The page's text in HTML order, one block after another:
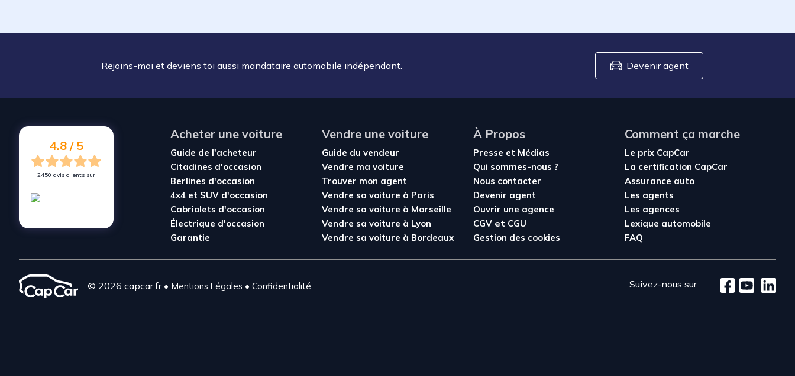
Rejoins-moi et deviens toi aussi mandataire automobile indépendant. Devenir agent
4.8 / 5
2450 avis clients sur
Acheter une voiture
Guide de l'acheteur
Citadines d'occasion
Berlines d'occasion
4x4 et SUV d'occasion
Cabriolets d'occasion
Électrique d'occasion
Garantie
Vendre une voiture
Guide du vendeur
Vendre ma voiture
Trouver mon agent
Vendre sa voiture à Paris
Vendre sa voiture à Marseille
Vendre sa voiture à Lyon
Vendre sa voiture à Bordeaux
À Propos
Presse et Médias
Qui sommes-nous ?
Nous contacter
Devenir agent
Ouvrir une agence
CGV et CGU
Gestion des cookies
Comment ça marche
Le prix CapCar
La certification CapCar
Assurance auto
Les agents
Les agences
Lexique automobile
FAQ
© 2026 capcar.fr• Mentions Légales • Confidentialité Suivez-nous sur